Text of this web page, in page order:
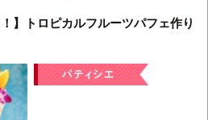
】トロピカルフルーツパフェ作り